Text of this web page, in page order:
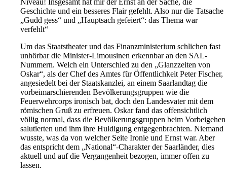
Geschichte und ein besseres Flair gefehlt. Also nur die Tatsache
„Gudd gess“ und „Hauptsach gefeiert“: das Thema war
verfehlt“
Um das Staatstheater und das Finanzministerium schlichen fast
unhörbar die Minister-Limousinen erkennbar an den SAL-
Nummern. Welch ein Unterschied zu den „Glanzzeiten von
Oskar“, als der Chef des Amtes für Öffentlichkeit Peter Fischer,
angesiedelt bei der Staatskanzlei, an einem Saarlandtag die
vorbeimarschierenden Bevölkerungsgruppen wie die
Feuerwehrcorps ironisch bat, doch den Landesvater mit dem
römischen Gruß zu erfreuen. Oskar fand das offensichtlich
völlig normal, dass die Bevölkerungsgruppen beim Vorbeigehen
salutierten und ihm ihre Huldigung entgegenbrachten. Niemand
wusste, was da von welcher Seite Ironie und Ernst war. Aber
das entspricht dem „National“-Charakter der Saarländer, dies
aktuell und auf die Vergangenheit bezogen, immer offen zu
lassen.